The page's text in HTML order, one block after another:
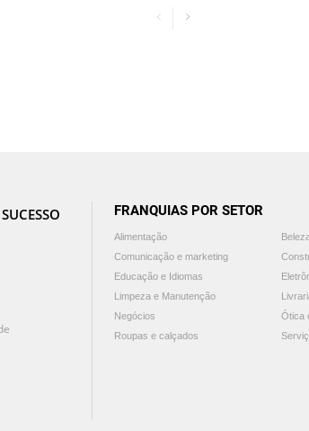
FRANQUIAS POR SETOR
Alimentação
Comunicação e marketing
Educação e Idiomas
Limpeza e Manutenção
Negócios
Ótica
Roupas e calçados